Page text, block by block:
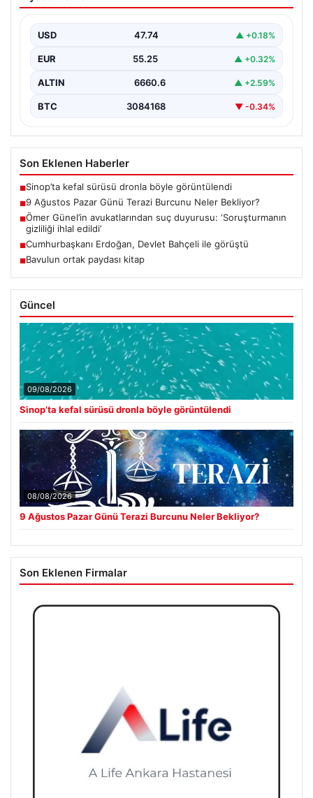
Çocukluğundan bu yana aynı anda birkaç kitap
USD 47.74 ▲ +0.18%
EUR 55.25 ▲ +0.32%
ALTIN 6660.6 ▲ +2.59%
BTC 3084168 ▼ -0.34%
Son Eklenen Haberler
■Sinop’ta kefal sürüsü dronla böyle görüntülendi
■9 Ağustos Pazar Günü Terazi Burcunu Neler Bekliyor?
■Ömer Günel’in avukatlarından suç duyurusu: ‘Soruşturmanın
gizliliği ihlal edildi’
■Cumhurbaşkanı Erdoğan, Devlet Bahçeli ile görüştü
■Bavulun ortak paydası kitap
Güncel
09/08/2026
Sinop’ta kefal sürüsü dronla böyle görüntülendi
08/08/2026
9 Ağustos Pazar Günü Terazi Burcunu Neler Bekliyor?
Son Eklenen Firmalar